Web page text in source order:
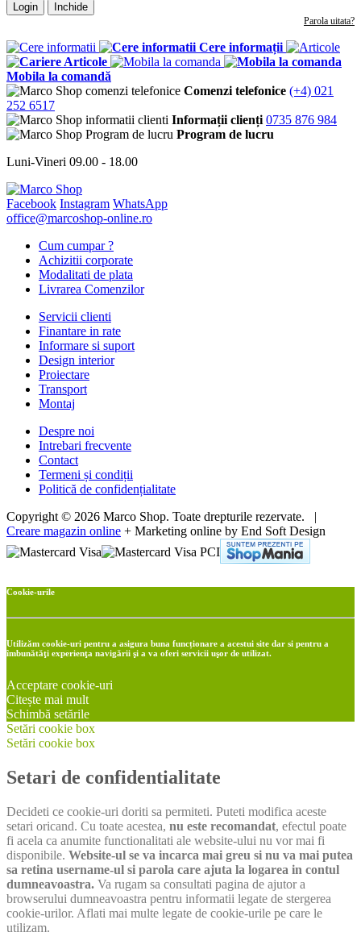
Login Inchide
Parola uitata?
Cere informații
Articole
Mobila la comandă
Comenzi telefonice (+4) 021
252 6517
Informații clienți 0735 876 984
Program de lucru
Luni-Vineri 09.00 - 18.00
Facebook Instagram WhatsApp
office@marcoshop-online.ro
Cum cumpar ?
Achizitii corporate
Modalitati de plata
Livrarea Comenzilor
Servicii clienti
Finantare in rate
Informare si suport
Design interior
Proiectare
Transport
Montaj
Despre noi
Intrebari frecvente
Contact
Termeni și condiții
Politică de confidențialitate
Copyright © 2026 Marco Shop. Toate drepturile rezervate. |
Creare magazin online + Marketing online by End Soft Design
Cookie-urile
Utilizăm cookie-uri pentru a asigura buna funcționare a acestui site dar si pentru a
îmbunătăţi experienţa navigării şi a va oferi servicii uşor de utilizat.
Acceptare cookie-uri
Citește mai mult
Schimbă setările
Setări cookie box
Setări cookie box
Setari de confidentialitate
Decideti ce cookie-uri doriti sa permiteti. Puteti modifica aceste
setari oricand. Cu toate acestea, nu este recomandat, efectul poate
fi acela ca anumite functionalitati ale website-ului nu vor mai fi
disponibile. Website-ul se va incarca mai greu si nu va mai putea
sa retina username-ul si parola care ajuta la logarea in contul
dumneavoastra. Va rugam sa consultati pagina de ajutor a
browserului dumneavoastra pentru informatii legate de stergerea
cookie-urilor. Aflati mai multe legate de cookie-urile pe care le
utilizam.